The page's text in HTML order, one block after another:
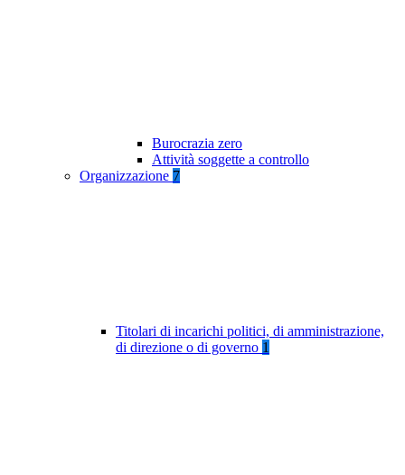
Burocrazia zero
Attività soggette a controllo
Organizzazione 7
Titolari di incarichi politici, di amministrazione,
di direzione o di governo 1